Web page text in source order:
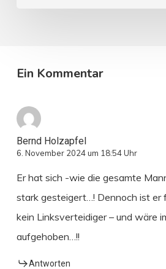
Ein Kommentar
Bernd Holzapfel
6. November 2024 um 18:54 Uhr
Er hat sich -wie die gesamte
stark gesteigert…! Dennoch ist er
kein Linksverteidiger – und wäre
aufgehoben…!!
Antworten